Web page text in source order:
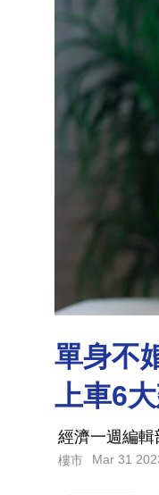
單身不
上車6
經濟一週編輯
樓市 Mar 31